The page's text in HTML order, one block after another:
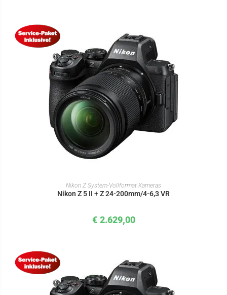
IN DEN WARENKORB
Nikon Z System-Vollformat Kameras
Nikon Z 5 II + Z 24-200mm/4-6,3 VR
€ 2.629,00